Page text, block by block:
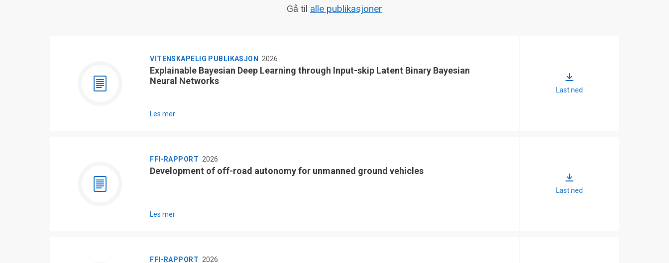
Gå til alle publikasjoner
VITENSKAPELIG PUBLIKASJON 2026
Explainable Bayesian Deep Learning through Input-skip Latent Binary Bayesian
Neural Networks
Les mer
Last ned
FFI-RAPPORT 2026
Development of off-road autonomy for unmanned ground vehicles
Les mer
Last ned
FFI-RAPPORT 2026